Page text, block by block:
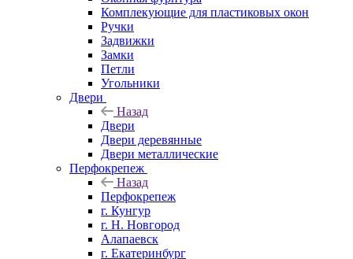
Комплекующие для пластиковых окон
Ручки
Задвижки
Замки
Петли
Угольники
Двери
Назад
Двери
Двери деревянные
Двери металлические
Перфокрепеж
Назад
Перфокрепеж
г. Кунгур
г. Н. Новгород
Алапаевск
г. Екатеринбург